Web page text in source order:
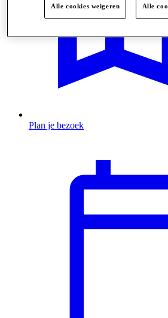
Plan je bezoek
Alle cookies weigeren Alle